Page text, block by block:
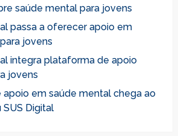
saúde mental para jovens
passa a oferecer apoio em
jovens
integra plataforma de apoio
jovens
apoio em saúde mental chega ao
Digital